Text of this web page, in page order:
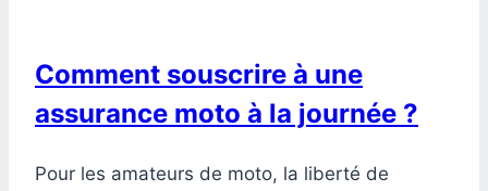
Comment souscrire à une
assurance moto à la journée ?
Pour les amateurs de moto, la liberté de